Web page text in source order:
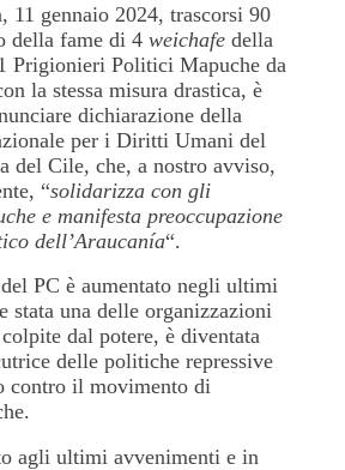
11 gennaio 2024, trascorsi 90
della fame di 4weichafe della
Prigionieri Politici Mapuche da
la stessa misura drastica, è
dichiarazione della
per i Diritti Umani del
del Cile, che, a nostro avviso,
“solidarizza con gli
e manifesta preoccupazione
dell’Araucanía“.
PC è aumentato negli ultimi
stata una delle organizzazioni
dal potere, è diventata
delle politiche repressive
contro il movimento di
agli ultimi avvenimenti e in